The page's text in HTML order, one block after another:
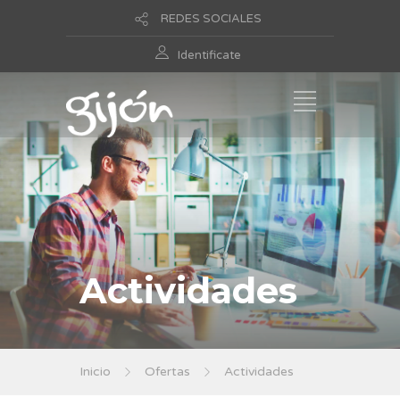
REDES SOCIALES
Identificate
Actividades
Inicio Ofertas Actividades